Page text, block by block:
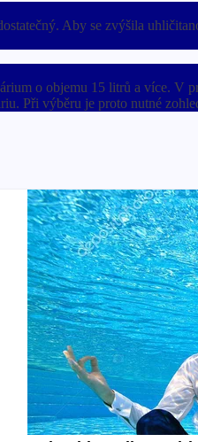
Aby se zvýšila
o objemu 15 litrů a více. V
Při výběru je proto nutné